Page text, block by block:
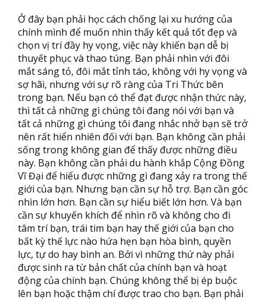
Ở đây bạn phải học cách chống lại xu hướng của
chính mình để muốn nhìn thấy kết quả tốt đẹp và
chọn vị trí đầy hy vọng, việc này khiến bạn dễ bị
thuyết phục và thao túng. Bạn phải nhìn với đôi
mắt sáng tỏ, đôi mắt tỉnh táo, không với hy vọng và
sợ hãi, nhưng với sự rõ ràng của Tri Thức bên
trong bạn. Nếu bạn có thể đạt được nhận thức này,
thì tất cả những gì chúng tôi đang nói với bạn và
tất cả những gì chúng tôi đang nhắc nhở bạn sẽ trở
nên rất hiển nhiên đối với bạn. Bạn không cần phải
sống trong không gian để thấy được những điều
này. Bạn không cần phải du hành khắp Cộng Đồng
Vĩ Đại để hiểu được những gì đang xảy ra trong thế
giới của bạn. Nhưng bạn cần sự hỗ trợ. Bạn cần góc
nhìn lớn hơn. Bạn cần sự hiểu biết lớn hơn. Và bạn
cần sự khuyến khích để nhìn rõ và không cho đi
tâm trí bạn, trái tim bạn hay thế giới của bạn cho
bất kỳ thế lực nào hứa hẹn bạn hòa bình, quyền
lực, tự do hay bình an. Bởi vì những thứ này phải
được sinh ra từ bản chất của chính bạn và hoạt
động của chính bạn. Chúng không thể bị ép buộc
lên bạn hoặc thậm chí được trao cho bạn. Bạn phải